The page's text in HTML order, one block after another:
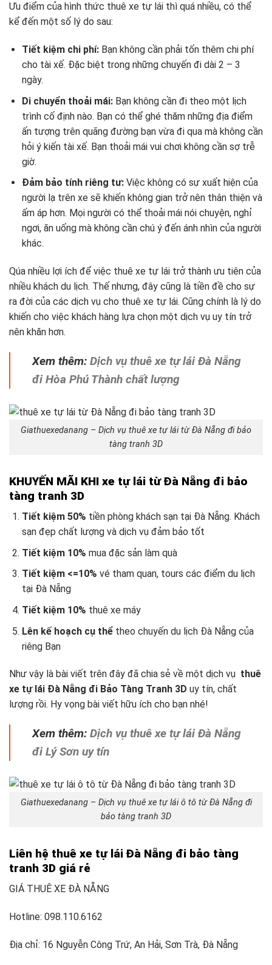
Ưu điểm của hình thức thuê xe tự lái thì quá nhiều, có thể
kể đến một số lý do sau:
Tiết kiệm chi phí:Bạn không cần phải tốn thêm chi phí
cho tài xế. Đặc biệt trong những chuyến đi dài 2 – 3
ngày.
Di chuyển thoải mái:Bạn không cần đi theo một lịch
trình cố định nào. Bạn có thể ghé thăm những địa điểm
ấn tượng trên quãng đường bạn vừa đi qua mà không cần
hỏi ý kiến tài xế. Bạn thoải mái vui chơi không cần sợ trễ
giờ.
Đảm bảo tính riêng tư:Việc không có sự xuất hiện của
người lạ trên xe sẽ khiến không gian trở nên thân thiện và
ấm áp hơn. Mọi người có thể thoải mái nói chuyện, nghỉ
ngơi, ăn uống mà không cần chú ý đến ánh nhìn của người
khác.
Qúa nhiều lợi ích để việc thuê xe tự lái trở thành ưu tiên của
nhiều khách du lịch. Thế nhưng, đây cũng là tiền đề cho sự
ra đời của các dịch vụ cho thuê xe tự lái. Cũng chính là lý do
khiến cho việc khách hàng lựa chọn một dịch vụ uy tín trở
nên khăn hơn.
Xem thêm: Dịch vụ thuê xe tự lái Đà Nẵng
đi Hòa Phú Thành chất lượng
Giathuexedanang – Dịch vụ thuê xe tự lái từ Đà Nẵng đi bảo
tàng tranh 3D
KHUYẾN MÃI KHI xe tự lái từ Đà Nẵng đi bảo
tàng tranh 3D
Tiết kiệm 50% tiền phòng khách sạn tại Đà Nẵng. Khách
sạn đẹp chất lượng và dịch vụ đảm bảo tốt
Tiết kiệm 10% mua đặc sản làm quà
Tiết kiệm <=10% vé tham quan, tours các điểm du lịch
tại Đà Nẵng
Tiết kiệm 10% thuê xe máy
Lên kế hoạch cụ thể theo chuyến du lịch Đà Nẵng của
riêng Bạn
Như vậy là bài viết trên đây đã chia sẻ về một dịch vụ thuê
xe tự lái Đà Nẵng đi Bảo Tàng Tranh 3D uy tín, chất
lượng rồi. Hy vọng bài viết hữu ích cho bạn nhé!
Xem thêm: Dịch vụ thuê xe tự lái Đà Nẵng
đi Lý Sơn uy tín
Giathuexedanang – Dịch vụ thuê xe tự lái ô tô từ Đà Nẵng đi
bảo tàng tranh 3D
Liên hệ thuê xe tự lái Đà Nẵng đi bảo tàng
tranh 3D giá rẻ
GIÁ THUÊ XE ĐÀ NẴNG
Hotline: 098.110.6162
Địa chỉ: 16 Nguyễn Công Trứ, An Hải, Sơn Trà, Đà Nẵng